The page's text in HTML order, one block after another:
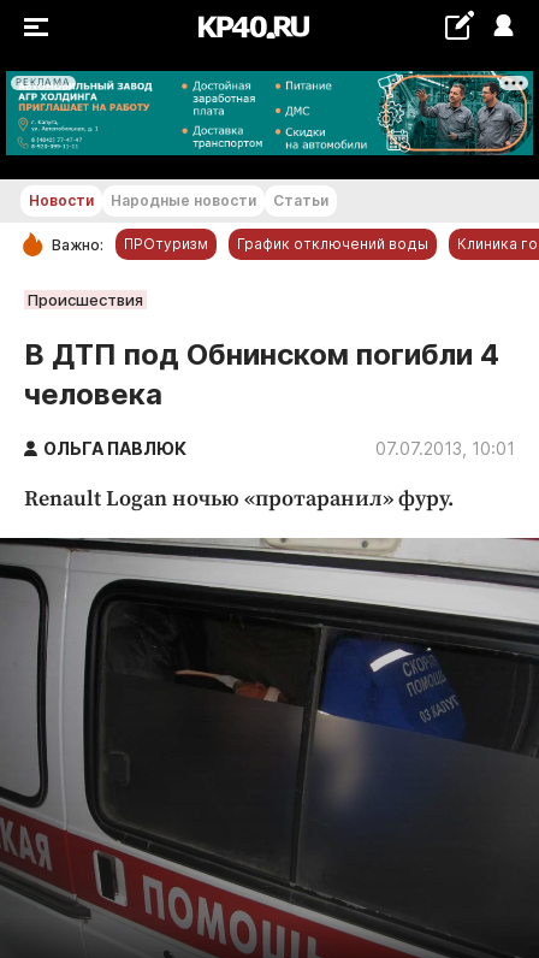
РЕКЛАМА
+21...+22 °С
РУБРИКИ
Обнинск
Новости компаний
Статьи
Народные новости
Благоустройство
Криминал
Культура
Недвижимость и ЖКХ
Образование
Общество
Происшествия
Спорт
Экономика и бизнес
ПРОЕКТЫ
Новости Народные новости Статьи
Важно: ПРОтуризм График отключений воды Клиника
Происшествия
В ДТП под Обнинском погибли 4
человека
ОЛЬГА ПАВЛЮК 07.07.2013, 10:01
Renault Logan ночью «протаранил» фуру.